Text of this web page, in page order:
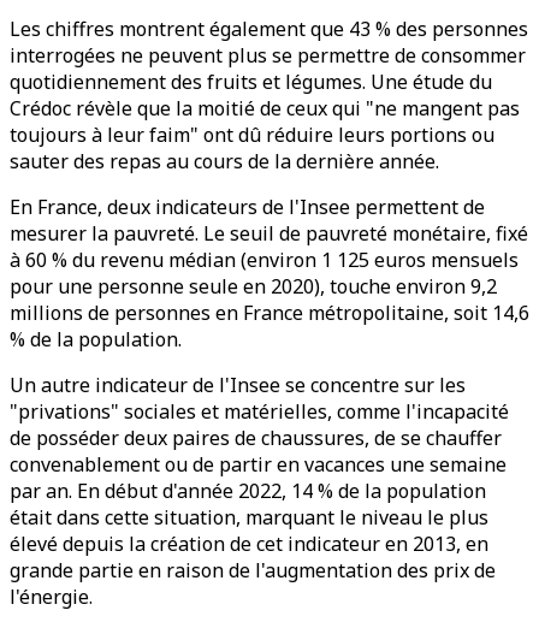
Les chiffres montrent également que 43 % des personnes
interrogées ne peuvent plus se permettre de consommer
quotidiennement des fruits et légumes. Une étude du
Crédoc révèle que la moitié de ceux qui "ne mangent pas
toujours à leur faim" ont dû réduire leurs portions ou
sauter des repas au cours de la dernière année.
En France, deux indicateurs de l'Insee permettent de
mesurer la pauvreté. Le seuil de pauvreté monétaire, fixé
à 60 % du revenu médian (environ 1 125 euros mensuels
pour une personne seule en 2020), touche environ 9,2
millions de personnes en France métropolitaine, soit 14,6
% de la population.
Un autre indicateur de l'Insee se concentre sur les
"privations" sociales et matérielles, comme l'incapacité
de posséder deux paires de chaussures, de se chauffer
convenablement ou de partir en vacances une semaine
par an. En début d'année 2022, 14 % de la population
était dans cette situation, marquant le niveau le plus
élevé depuis la création de cet indicateur en 2013, en
grande partie en raison de l'augmentation des prix de
l'énergie.